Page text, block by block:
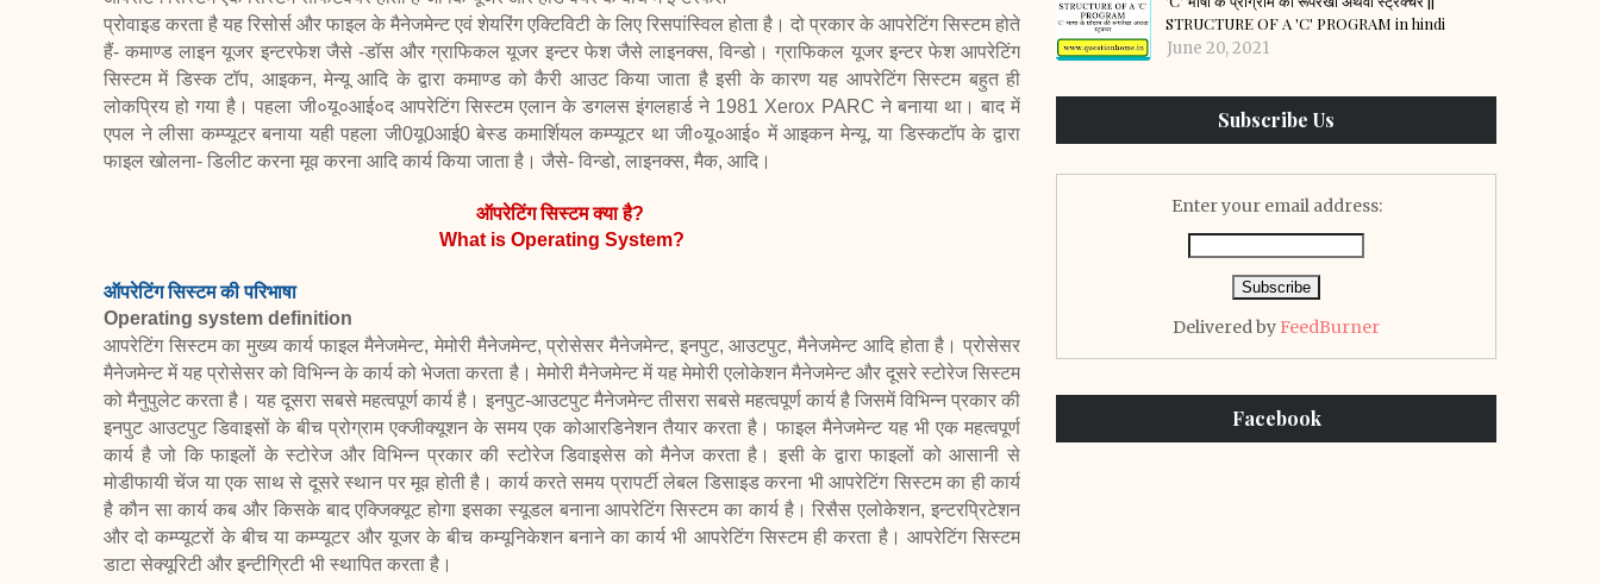
प्रोवाइड करता है यह रिसोर्स और फाइल के मैनेजमेन्ट एवं शेयरिंग एक्टिविटी के लिए रिसपांस्विल होता है। दो प्रकार के आपरेटिंग सिस्टम होते
हैं- कमाण्ड लाइन यूजर इन्टरफेश जैसे -डॉस और ग्राफिकलयूजर इन्टर फेश जैसे लाइनक्स, विन्डो। ग्राफिकल यूजर इन्टर फेश आपरेटिंग
सिस्टम में डिस्क टॉप, आइकन, मेन्यू आदि के द्वारा कमाण्ड को कैरी आउट किया जाता है इसी के कारण यह आपरेटिंगसिस्टम बहुत ही
लोकप्रिय हो गया है। पहला जी०यू०आई०द आपरेटिंग सिस्टम एलान के डगलसइंगलहार्ड ने 1981 Xerox PARC ने बनाया था। बाद में
एपल ने लीसा कम्प्यूटर बनाया यही पहला जी0यू0आई0 बेस्ड कमार्शियल कम्प्यूटर था जी०यू०आई० में आइकन मेन्यू. या डिस्कटॉप के द्वारा
फाइल खोलना- डिलीट करना मूव करना आदि कार्य किया जाता है। जैसे- विन्डो, लाइनक्स, मैक, आदि।
ऑपरेटिंग सिस्टम क्या है?
What is Operating System?
ऑपरेटिंग सिस्टम की परिभाषा
Operating system definition
आपरेटिंग सिस्टम का मुख्य कार्य फाइल मैनेजमेन्ट, मेमोरी मैनेजमेन्ट, प्रोसेसर मैनेजमेन्ट, इनपुट,आउटपुट, मैनेजमेन्ट आदि होता है। प्रोसेसर
मैनेजमेन्ट में यह प्रोसेसर को विभिन्न के कार्य को भेजताकरता है। मेमोरी मैनेजमेन्ट में यह मेमोरी एलोकेशन मैनेजमेन्ट और दूसरे स्टोरेज सिस्टम
को मैनुपुलेटकरता है। यह दूसरा सबसे महत्वपूर्ण कार्य है। इनपुट-आउटपुट मैनेजमेन्ट तीसरा सबसे महत्वपूर्ण कार्य है जिसमें विभिन्न प्रकार की
इनपुट आउटपुट डिवाइसों के बीच प्रोग्राम एक्जीक्यूशन के समय एक कोआरडिनेशन तैयार करता है। फाइल मैनेजमेन्ट यह भी एक महत्वपूर्ण
कार्य है जो कि फाइलों केस्टोरेज और विभिन्न प्रकार की स्टोरेज डिवाइसेस को मैनेज करता है। इसी के द्वारा फाइलों को आसानीसे
मोडीफायी चेंज या एक साथ से दूसरे स्थान पर मूव होती है। कार्य करते समय प्रापर्टी लेबल डिसाइड करना भी आपरेटिंग सिस्टम का ही कार्य
है कौन सा कार्य कब और किसके बाद एक्जिक्यूटहोगा इसका स्यूडल बनाना आपरेटिंग सिस्टम का कार्य है। रिसैस एलोकेशन, इन्टरप्रिटेशन
और दोकम्प्यूटरों के बीच या कम्प्यूटर और यूजर के बीच कम्यूनिकेशन बनाने का कार्य भी आपरेटिंग सिस्टम ही करता है। आपरेटिंग सिस्टम
डाटा सेक्यूरिटी और इन्टीग्रिटी भी स्थापित करता है।
STRUCTURE OF A 'C' PROGRAM in hindi
June 20, 2021
Subscribe Us
Enter your email address:
Delivered by FeedBurner
Facebook